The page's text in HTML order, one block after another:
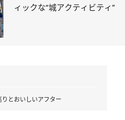
ィックな“城アクティビティ”
とおいしいアフター